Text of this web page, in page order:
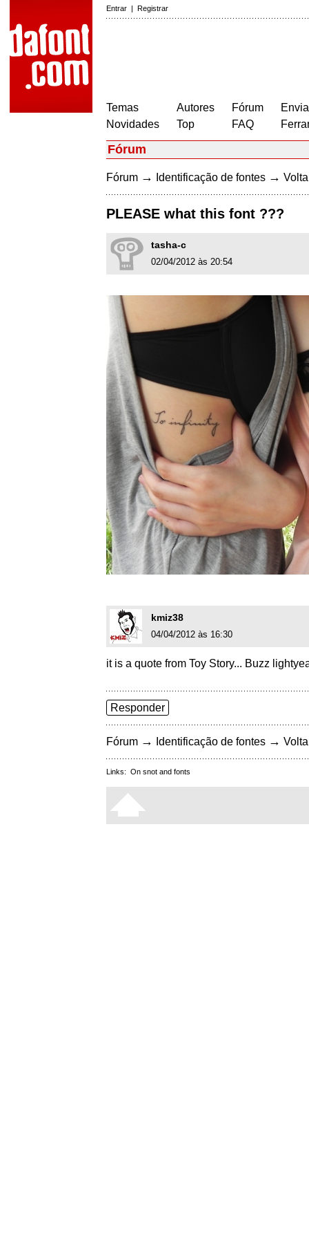
Entrar | Registrar
Temas
Novidades
Autores
Top
Fórum
FAQ
Fórum
Fórum → Identificação de fontes →
PLEASE what this font ???
tasha-c
02/04/2012 às 20:54
kmiz38
04/04/2012 às 16:30
it is a quote from Toy Story... Buzz
Responder
Fórum → Identificação de fontes →
Links: On snot and fonts